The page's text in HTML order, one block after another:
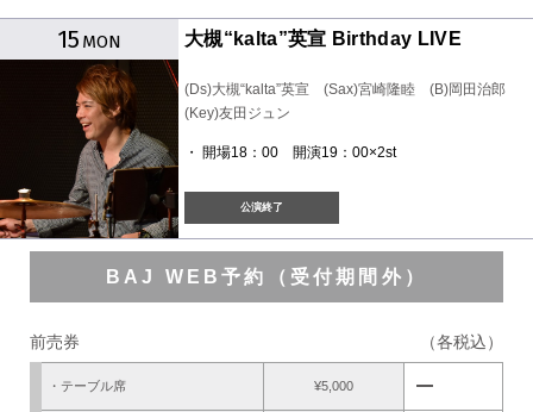
15 MON 大槻“kalta”英宣 Birthday LIVE
(Ds)大槻“kalta”英宣 (Sax)宮崎隆睦 (B)岡田治郎
(Key)友田ジュン
・ 開場18：00 開演19：00×2st
公演終了
BAJ WEB予約（受付期間外）
前売券 （各税込）
・テーブル席 ¥5,000 remove